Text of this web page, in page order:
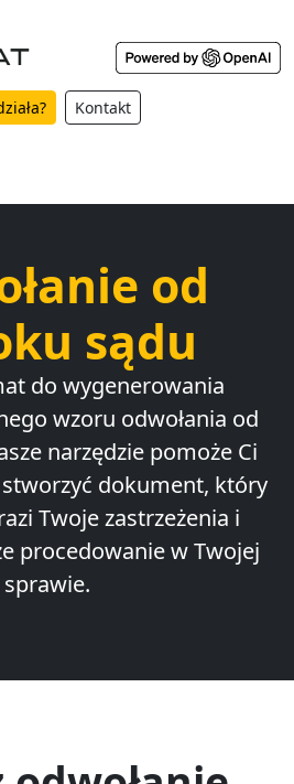
Kontakt
od
sądu
do wygenerowania
wzoru odwołania od
narzędzie pomoże Ci
dokument, który
Twoje zastrzeżenia i
procedowanie w Twojej
sprawie.